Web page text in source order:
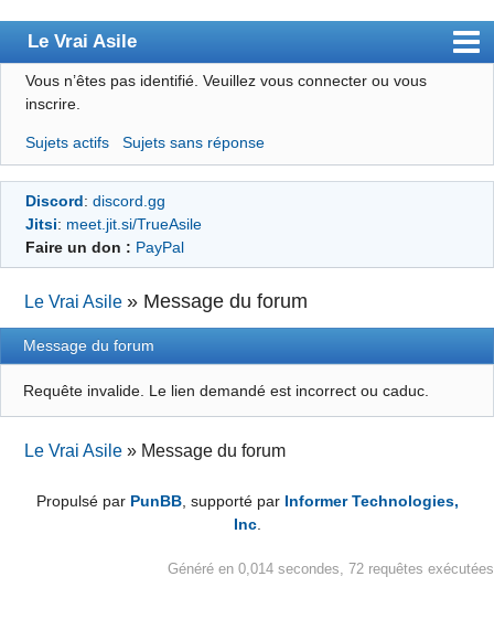
Le Vrai Asile
Accueil
Forum
Membres
Règles
S’inscrire
Connexion
Vous n’êtes pas identifié. Veuillez vous connecter ou vous
inscrire.
Sujets actifs Sujets sans réponse
Discord: discord.gg
Jitsi: meet.jit.si/TrueAsile
Faire un don : PayPal
Le Vrai Asile » Message du forum
Message du forum
Requête invalide. Le lien demandé est incorrect ou caduc.
Le Vrai Asile » Message du forum
Propulsé par PunBB, supporté par Informer Technologies,
Inc.
Généré en 0,014 secondes, 72 requêtes exécutées